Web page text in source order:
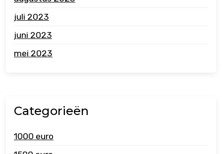
juli 2023
juni 2023
mei 2023
Categorieën
1000 euro